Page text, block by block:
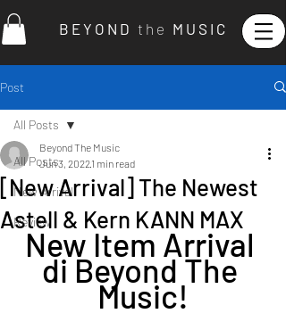
B E Y O N D t h e M U S I C
Post
All Posts
New Arrival
Review
All Posts
[New Arrival] The Newest
Astell & Kern KANN MAX
Beyond The Music
Jun 3, 20221 min read
New Item Arrival
di Beyond The
Music!